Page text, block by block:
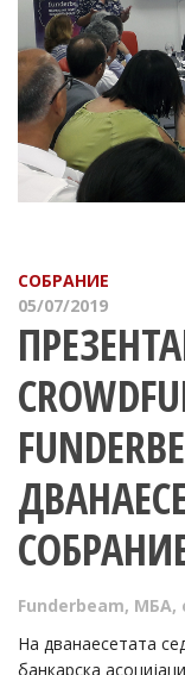
СОБРАНИЕ
05/07/2019
Funderbeam, МБА,
На дванаесетата
банкарска